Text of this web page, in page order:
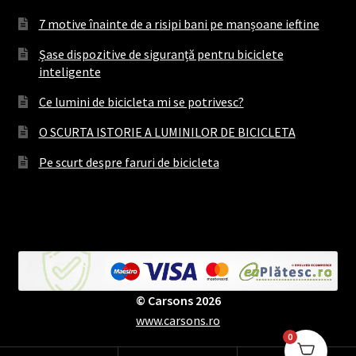
7 motive înainte de a risipi bani pe manșoane ieftine
Șase dispozitive de siguranță pentru biciclete
inteligente
Ce lumini de bicicleta mi se potrivesc?
O SCURTA ISTORIE A LUMINILOR DE BICICLETA
Pe scurt despre faruri de bicicleta
© Carsons 2026
www.carsons.ro
0